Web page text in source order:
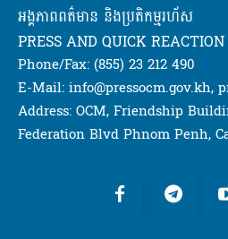
អង្គភាពពត៌មាន និងប្រតិកម្មរហ័ស
PRESS AND QUICK
Phone/Fax: (855) 23 212 490
E-Mail: info@pressocm.gov.kh,
Address: OCM, Friendship
Federation Blvd Phnom Penh,